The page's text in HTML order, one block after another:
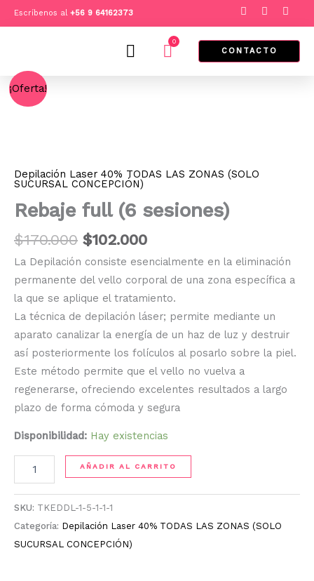
al
Escríbenos al +56 9 64162373
F
a
c
e
b
o
I
n
s
t
a
g
T
i
k
t
k
0
Cart CONTACTO
¡Oferta!
Depilación Laser 40% TODAS LAS ZONAS (SOLO
SUCURSAL CONCEPCIÓN)
Rebaje full (6 sesiones)
$170.000 $102.000
La Depilación consiste esencialmente en la eliminación
permanente del vello corporal de una zona específica a
la que se aplique el tratamiento.
La técnica de depilación láser; permite mediante un
aparato canalizar la energía de un haz de luz y destruir
así posteriormente los folículos al posarlo sobre la piel.
Este método permite que el vello no vuelva a
regenerarse, ofreciendo excelentes resultados a largo
plazo de forma cómoda y segura
Disponibilidad: Hay existencias
Rebaje
AÑADIR AL CARRITO
SKU: TKEDDL-1-5-1-1-1
Categoría: Depilación Laser 40% TODAS LAS ZONAS (SOLO
SUCURSAL CONCEPCIÓN)